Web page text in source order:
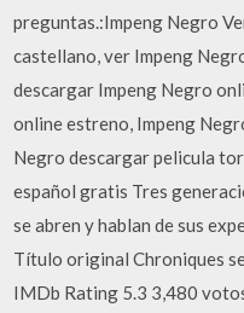
preguntas.:Impeng Negro
castellano, ver Impeng
descargar Impeng Negro
online estreno, Impeng
Negro descargar pelicula
español gratis Tres
se abren y hablan de sus
Título original Chroniques
IMDb Rating 5.3 3,480